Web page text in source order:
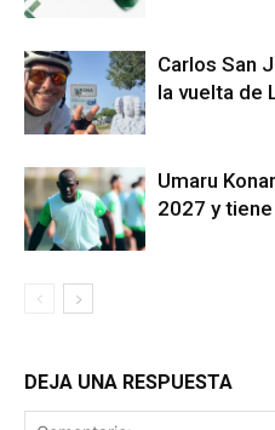
Carlos San
la vuelta de
Umaru
2027 y
DEJA UNA RESPUESTA